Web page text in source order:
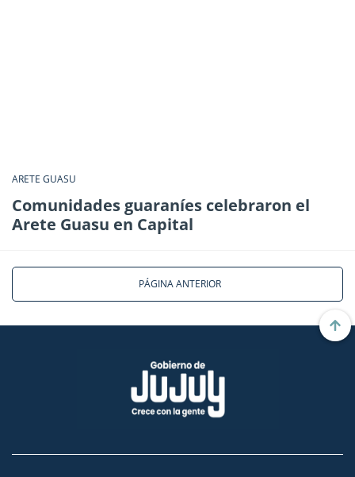
ARETE GUASU
Comunidades guaraníes celebraron el
Arete Guasu en Capital
PÁGINA ANTERIOR